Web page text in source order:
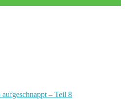
– Teil 8